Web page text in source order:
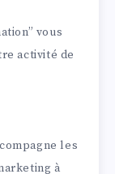
vous
activité de
les
à